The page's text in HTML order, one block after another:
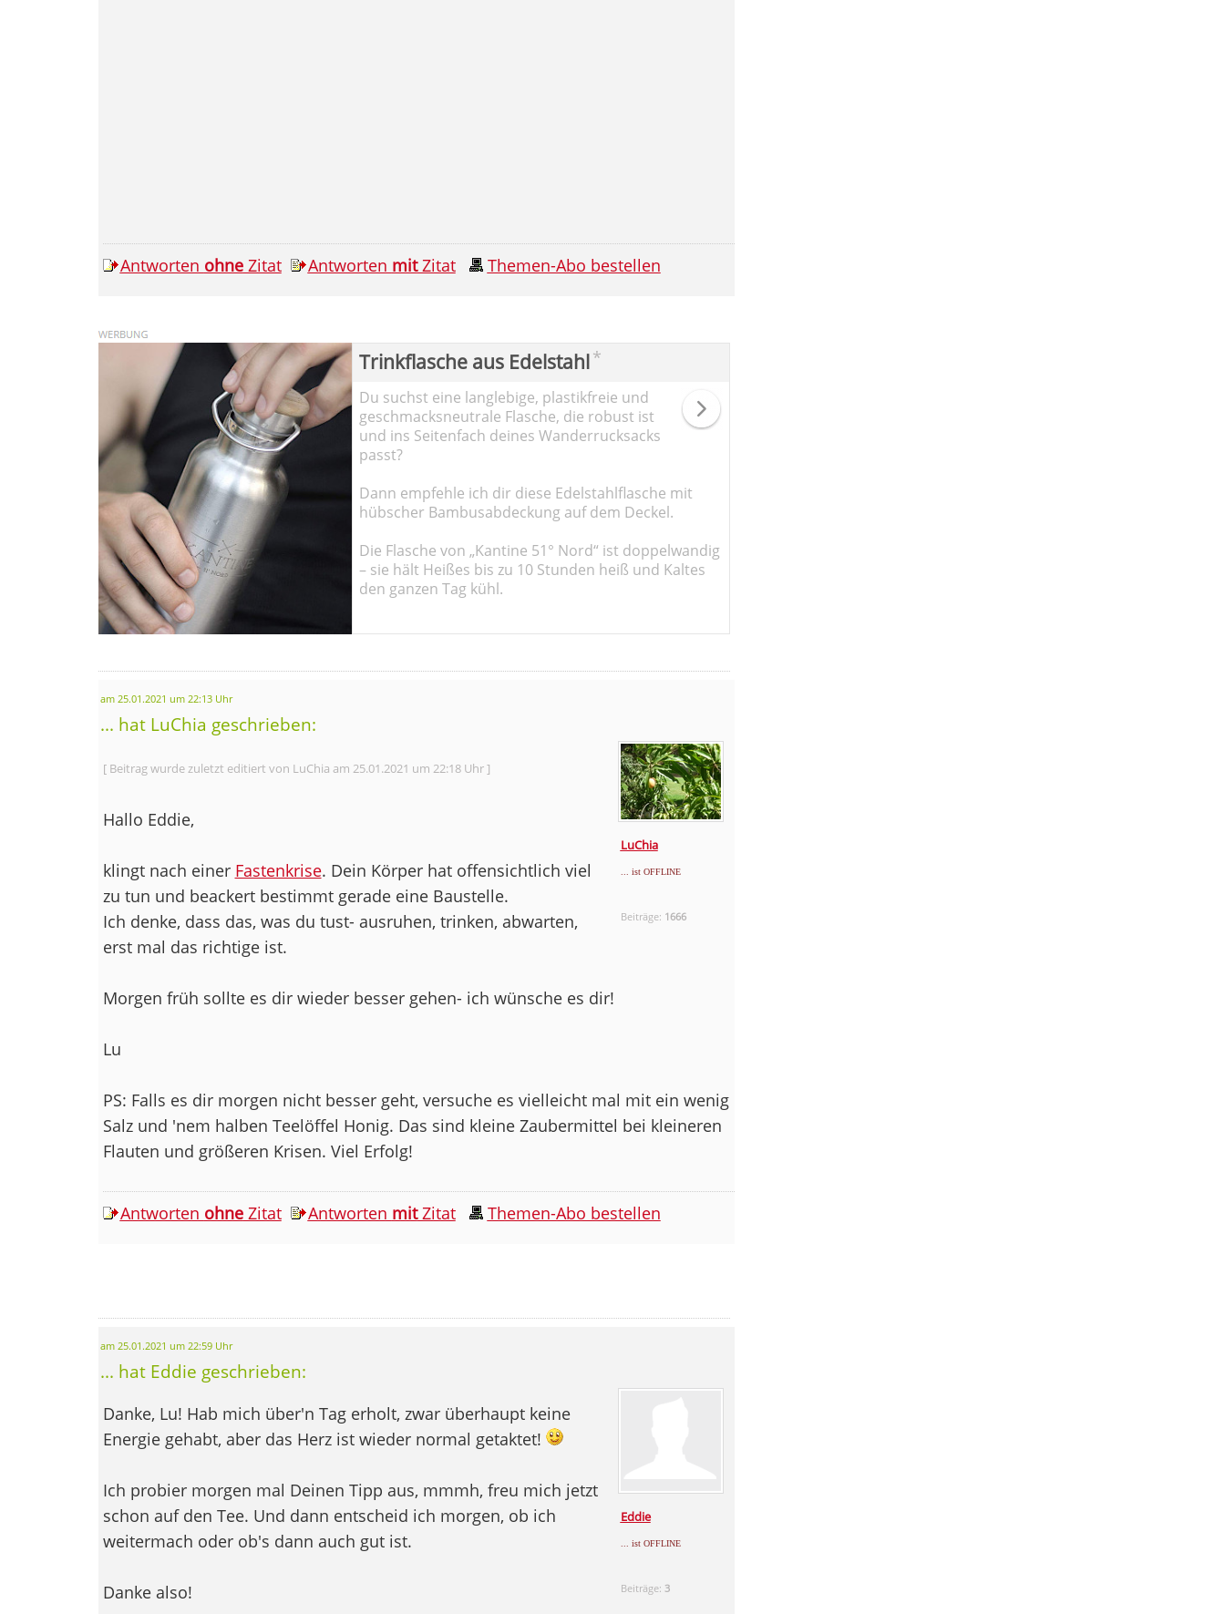
Antworten ohneZitat Antworten mitZitat Themen-Abo bestellen
Trinkflasche aus Edelstahl*
Du suchst eine langlebige, plastikfreie und
geschmacksneutrale Flasche, die robust ist
und ins Seitenfach deines Wanderrucksacks
passt?
Dann empfehle ich dir diese Edelstahlflasche mit
hübscher Bambusabdeckung auf dem Deckel.
Die Flasche von „Kantine 51° Nord“ ist doppelwandig
– sie hält Heißes bis zu 10 Stunden heiß und Kaltes
den ganzen Tag kühl.
am 25.01.2021 um 22:13 Uhr
... hat LuChia geschrieben:
LuChia
... ist OFFLINE
Beiträge: 1666
[ Beitrag wurde zuletzt editiert von LuChia am 25.01.2021 um 22:18 Uhr ]
Hallo Eddie,
klingt nach einer Fastenkrise. Dein Körper hat offensichtlich viel
zu tun und beackert bestimmt gerade eine Baustelle.
Ich denke, dass das, was du tust- ausruhen, trinken, abwarten,
erst mal das richtige ist.
Morgen früh sollte es dir wieder besser gehen- ich wünsche es dir!
Lu
PS: Falls es dir morgen nicht besser geht, versuche es vielleicht mal mit ein wenig
Salz und 'nem halben Teelöffel Honig. Das sind kleine Zaubermittel bei kleineren
Flauten und größeren Krisen. Viel Erfolg!
Antworten ohneZitat Antworten mitZitat Themen-Abo bestellen
am 25.01.2021 um 22:59 Uhr
... hat Eddie geschrieben:
Eddie
... ist OFFLINE
Beiträge: 3
Danke, Lu! Hab mich über'n Tag erholt, zwar überhaupt keine
Energie gehabt, aber das Herz ist wieder normal getaktet!
Ich probier morgen mal Deinen Tipp aus, mmmh, freu mich jetzt
schon auf den Tee. Und dann entscheid ich morgen, ob ich
weitermach oder ob's dann auch gut ist.
Danke also!